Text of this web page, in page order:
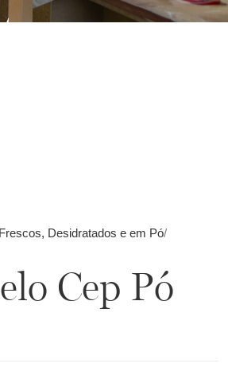
Desidratados e em Pó
Cep Pó